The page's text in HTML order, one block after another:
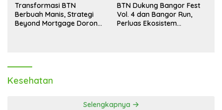
Transformasi BTN
Berbuah Manis, Strategi
Beyond Mortgage Dorong
BTN Dukung Bangor Fest
Vol. 4 dan Bangor Run,
Perluas Ekosistem
Kesehatan
Selengkapnya